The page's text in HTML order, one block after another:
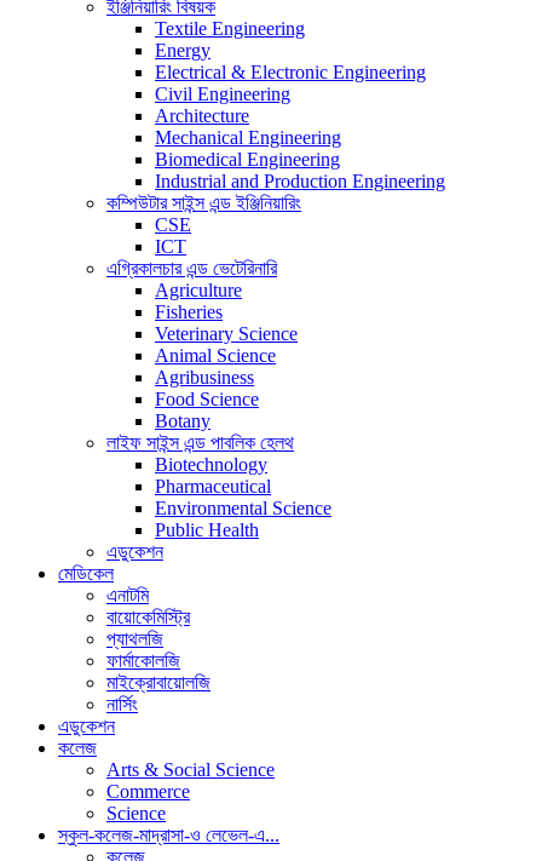
ইঞ্জিনিয়ারিং বিষয়ক
Textile Engineering
Energy
Electrical & Electronic Engineering
Civil Engineering
Architecture
Mechanical Engineering
Biomedical Engineering
Industrial and Production Engineering
কম্পিউটার সাইন্স এন্ড ইঞ্জিনিয়ারিং
CSE
ICT
এগ্রিকালচার এন্ড ভেটেরিনারি
Agriculture
Fisheries
Veterinary Science
Animal Science
Agribusiness
Food Science
Botany
লাইফ সাইন্স এন্ড পাবলিক হেলথ
Biotechnology
Pharmaceutical
Environmental Science
Public Health
এডুকেশন
মেডিকেল
এনাটমি
বায়োকেমিস্ট্রি
প্যাথলজি
ফার্মাকোলজি
মাইক্রোবায়োলজি
নার্সিং
এডুকেশন
কলেজ
Arts & Social Science
Commerce
Science
স্কুল-কলেজ-মাদ্রাসা-ও লেভেল-এ...
কলেজ